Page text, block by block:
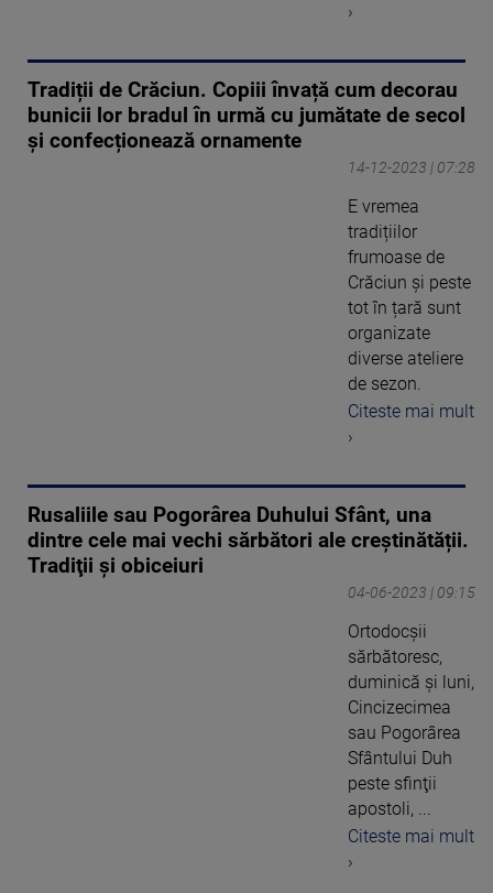
›
Tradiții de Crăciun. Copiii învață cum decorau
bunicii lor bradul în urmă cu jumătate de secol
și confecționează ornamente
14-12-2023 | 07:28
E vremea
tradițiilor
frumoase de
Crăciun și peste
tot în țară sunt
organizate
diverse ateliere
de sezon.
Citeste mai mult
›
Rusaliile sau Pogorârea Duhului Sfânt, una
dintre cele mai vechi sărbători ale creștinătății.
Tradiţii şi obiceiuri
04-06-2023 | 09:15
Ortodocşii
sărbătoresc,
duminică şi luni,
Cincizecimea
sau Pogorârea
Sfântului Duh
peste sfinţii
apostoli, ...
Citeste mai mult
›